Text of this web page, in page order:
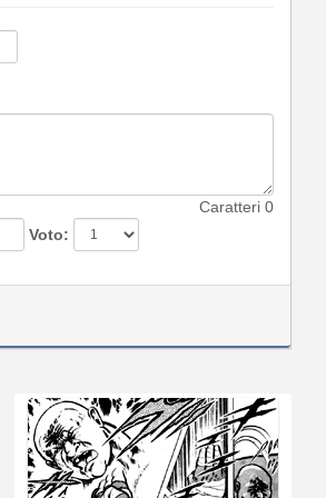
Caratteri 0
Voto: